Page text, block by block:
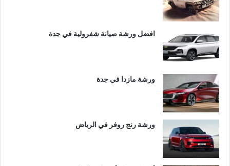
افضل ورشة صيانة شفرولية في جدة
ورشة مازدا في جدة
ورشة رنج روفر في الرياض